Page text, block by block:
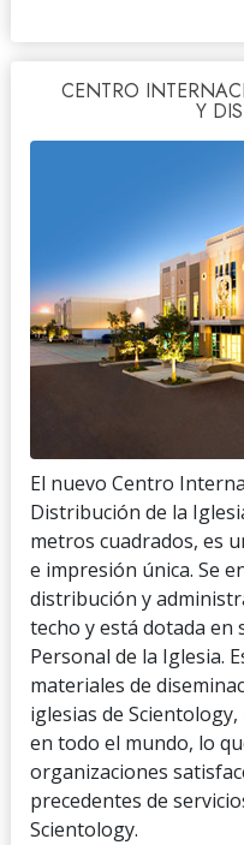
CENTRO
Y
El nuevo Centro
Distribución de la
metros cuadrados, es
e impresión única. Se
distribución y
techo y está dotada
Personal de la Iglesia.
materiales de
iglesias de
en todo el mundo, lo
organizaciones
precedentes de
Scientology.